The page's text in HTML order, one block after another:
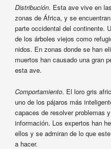
Distribución. Esta ave vive en
zonas de África, y se
parte occidental del continente.
de los árboles viejos como
nidos. En zonas donde se han
muertos han causado una gran
esta ave.
Comportamiento. El loro gris
uno de los pájaros más
capaces de resolver problemas
información. Los expertos han
ellos y se admiran de lo que
a hacer.